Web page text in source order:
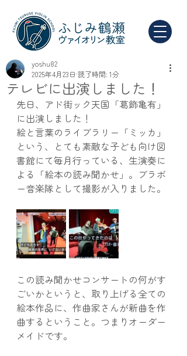
テレビに出演しました！
yoshu82
2025年4月23日 読了時間: 1分
先日、アド街ック天国「葛飾亀有」
に出演しました！
絵と言葉のライブラリー「ミッカ」
という、とても素敵な子ども向け図
書館にて毎月行っている、生演奏に
よる「絵本の読み聞かせ」。ブラボ
ー音楽隊として撮影が入りました。
この読み聞かせコンサートの何がす
ごいかというと、取り上げる全ての
絵本作品に、作曲家さんが新曲を作
曲するということ。つまりオーダー
メイドです。